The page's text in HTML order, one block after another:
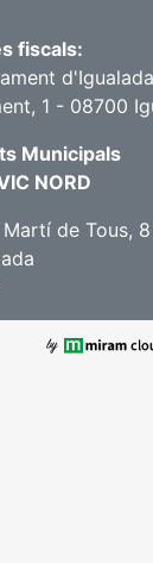
fiscals:
1 - 08700
Municipals
NORD
de Tous, 8